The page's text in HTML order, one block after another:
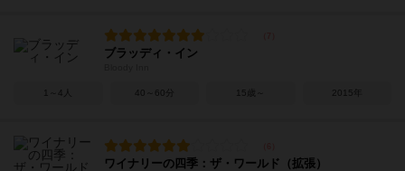
ブラッディ・イン
1～4人 40～60分 15歳～ 2015年
ワイナリーの四季：ザ・ワールド（拡張）